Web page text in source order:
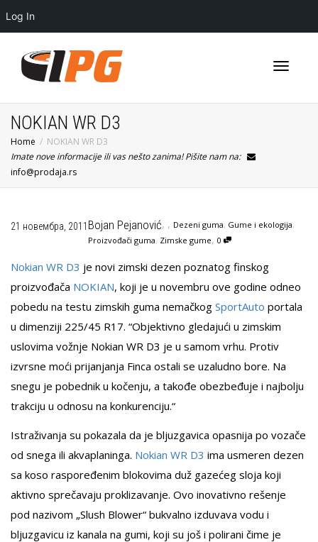
Log In
NOKIAN WR D3
Home
NOKIAN WR D3
Imate nove informacije ili vas nešto zanima! Pišite nam na:
info@prodaja.rs
Bojan Pejanović,
21 новембра, 2011 , Dezeni guma, Gume i ekologija,
Proizvođači guma, Zimske gume, 0
Nokian WR D3 je novi zimski dezen poznatog finskog
proizvođača NOKIAN, koji je u novembru ove godine odneo
pobedu na testu zimskih guma nemačkog SportAuto portala
u dimenziji 225/45 R17. “Objektivno gledajući u zimskim
uslovima vožnje Nokian WR D3 je u samom vrhu. Protiv
izvrsne moći prijanjanja Finca ostali se uzaludno bore. Na
snegu je pobednik u kočenju, a takođe obezbeđuje i najbolju
trakciju u odnosu na konkurenciju.“
Istraživanja su pokazala da je bljuzgavica opasnija po vozače
od snega ili akvaplaninga. Nokian WR D3 ima usmeren dezen
sa koso raspoređenim blokovima duž gazećeg sloja koji
aktivno sprečavaju proklizavanje. Ovo inovativno rešenje
pod nazivom „Slush Blower“ bukvalno izduvava vodu i
bljuzgavicu iz kanala na gumi, koji su još i polirani čime je